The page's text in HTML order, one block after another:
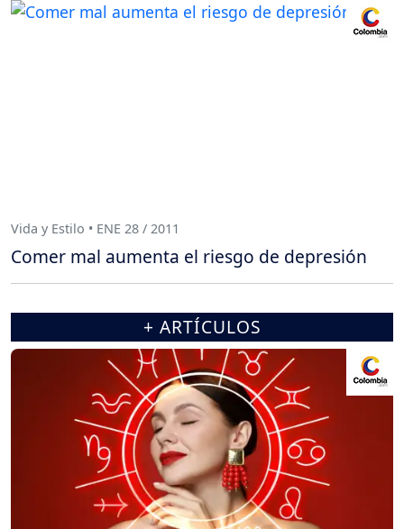
Vida y Estilo • ENE 28 / 2011
Comer mal aumenta el riesgo de depresión
+ ARTÍCULOS